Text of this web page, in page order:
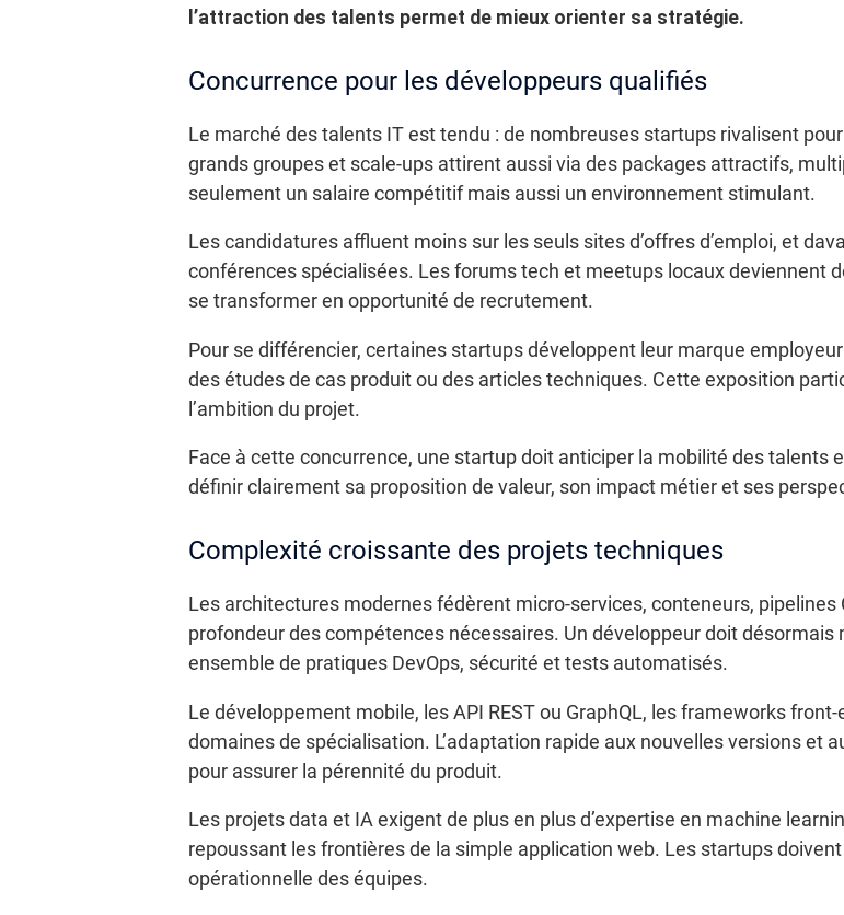
l’attraction des talents permet de mieux orienter sa stratégie.
Concurrence pour les développeurs qualifiés
Le marché des talents IT est tendu : de nombreuses startups rivalisent
grands groupes et scale-ups attirent aussi via des packages attractifs,
seulement un salaire compétitif mais aussi un environnement stimulant.
Les candidatures affluent moins sur les seuls sites d’offres d’emploi, et
conférences spécialisées. Les forums tech et meetups locaux deviennent
se transformer en opportunité de recrutement.
Pour se différencier, certaines startups développent leur marque
des études de cas produit ou des articles techniques. Cette exposition
l’ambition du projet.
Face à cette concurrence, une startup doit anticiper la mobilité des talents
définir clairement sa proposition de valeur, son impact métier et ses
Complexité croissante des projets techniques
Les architectures modernes fédèrent micro-services, conteneurs,
profondeur des compétences nécessaires. Un développeur doit
ensemble de pratiques DevOps, sécurité et tests automatisés.
Le développement mobile, les API REST ou GraphQL, les frameworks
domaines de spécialisation. L’adaptation rapide aux nouvelles versions et
pour assurer la pérennité du produit.
Les projets data et IA exigent de plus en plus d’expertise en machine
repoussant les frontières de la simple application web. Les startups
opérationnelle des équipes.